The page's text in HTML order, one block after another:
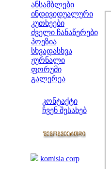
ანსამბლები
ინდივიდუალური
კუთხეები
ძველი ჩანაწერები
პოეზია
სხვადასხვა
ჟურნალი
ფორუმი
გალერეა
კონტაქტი
ჩვენ შესახებ
komisia corp